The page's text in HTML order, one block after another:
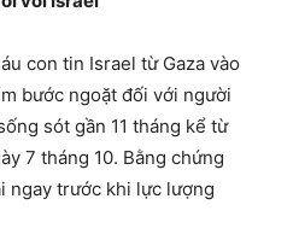
con tin Israel từ Gaza vào
bước ngoặt đối với người
sót gần 11 tháng kể từ
7 tháng 10. Bằng chứng
ngay trước khi lực lượng